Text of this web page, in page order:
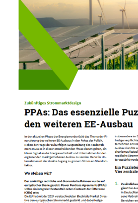
10.10.24 PUBLIKATION
PPAs: Das essenzielle
weiteren EE-Ausbau
In der aktuellen Phase der
das Thema der Finanzierung
Ausbaus erneuerbarer Energien
Politik. Neben der Frage der
Ausgestaltung des...